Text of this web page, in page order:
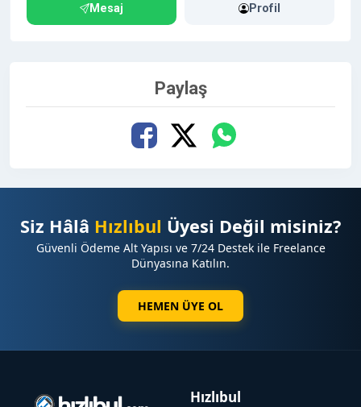
potansiyel referans trafiği (Referral Traffic) de
kazanırsınız.
Platformumuz ticari bir link çiftliği
değildir. Sitenizin spam skorunu korumak ve Google
gözünde en değerli backlink tipi olan 'Otoriter ve Niş
Yayıncı' sinyalini üretmek adına tanıtım yazısı
Yayın Kuralları ve Koşullar:
Tanıtım yazısı içerisinde en fazla 2 adet dofollow
Mesaj Profil
Paylaş
Siz Hâlâ Hızlıbul Üyesi Değil misiniz?
Güvenli Ödeme Alt Yapısı ve 7/24 Destek ile Freelance
Dünyasına Katılın.
HEMEN ÜYE OL
Hızlıbul